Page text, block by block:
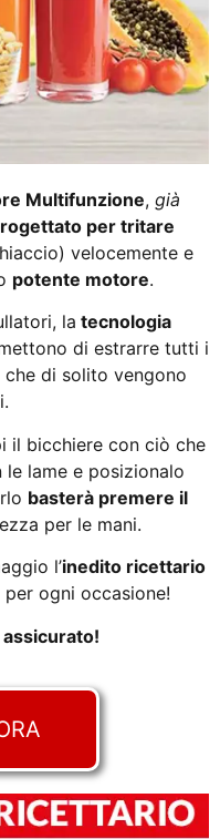
Multifunzione, già
per tritare
velocemente e
potente motore.
la tecnologia
di estrarre tutti i
di solito vengono
il bicchiere con ciò che
lame e posizionalo
basterà premere il
per le mani.
l’inedito ricettario
per ogni occasione!